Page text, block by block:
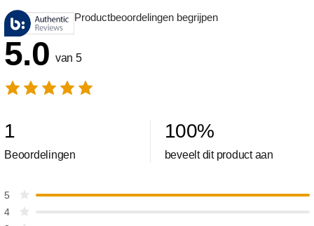
Productbeoordelingen begrijpen
5.0 van 5
1
Beoordelingen
100%
beveelt dit product aan
5
4